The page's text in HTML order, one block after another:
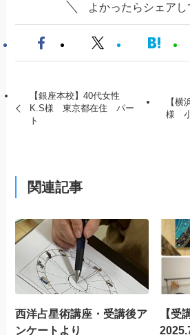
よかったらシェアし
【銀座本校】40代女性
K.S様 東京都在住 パー
ト
【
様
関連記事
西洋占星術講座・受講後ア
ンケートより
【受